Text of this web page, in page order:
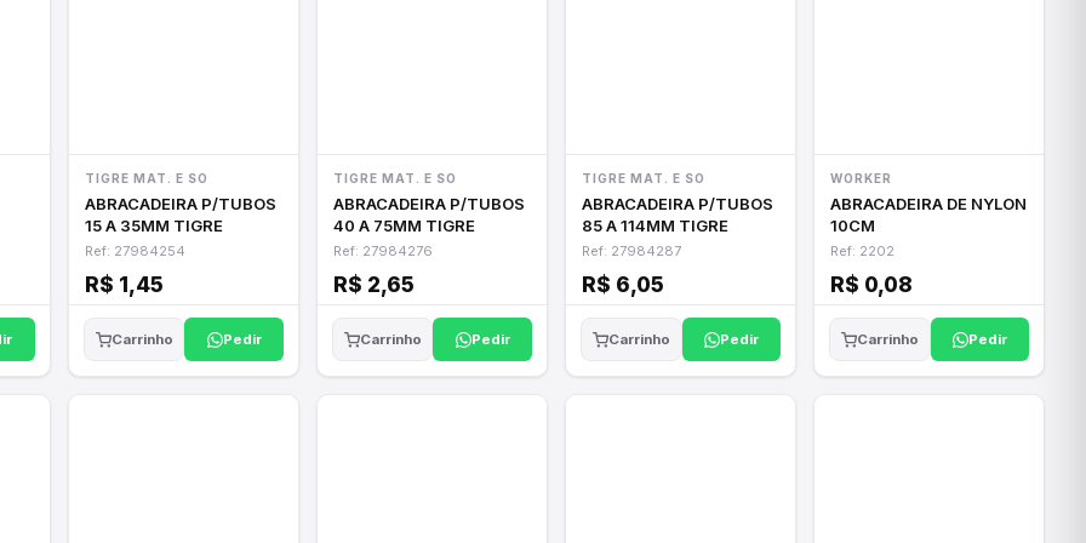
TIGRE MAT. E SO
ABRACADEIRA P/TUBOS
15 A 35MM TIGRE
Ref: 27984254
R$ 1,45
Carrinho Pedir
TIGRE MAT. E SO
ABRACADEIRA P/TUBOS
40 A 75MM TIGRE
Ref: 27984276
R$ 2,65
Carrinho Pedir
TIGRE MAT. E SO
ABRACADEIRA P/TUBOS
85 A 114MM TIGRE
Ref: 27984287
R$ 6,05
Carrinho Pedir
WORKER
ABRACADEIRA DE NYLON
10CM
Ref: 2202
R$ 0,08
Carrinho Pedir